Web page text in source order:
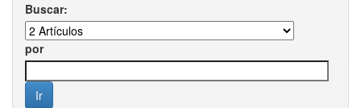
Buscar:
por